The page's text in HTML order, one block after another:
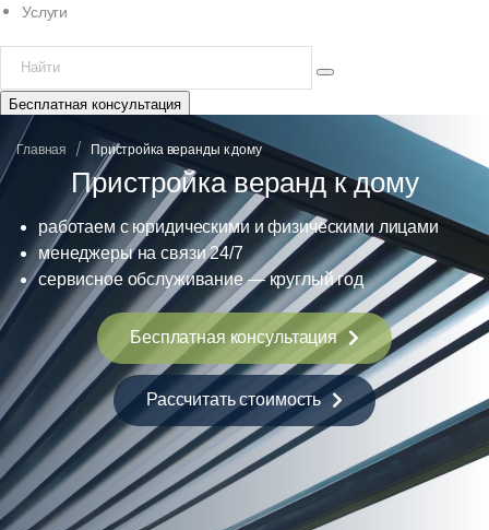
Услуги
Бесплатная консультация
Главная / Пристройка веранды к дому
Пристройка веранд к дому
работаем с юридическими и физическими лицами
менеджеры на связи 24/7
сервисное обслуживание — круглый год
Бесплатная консультация
Рассчитать стоимость